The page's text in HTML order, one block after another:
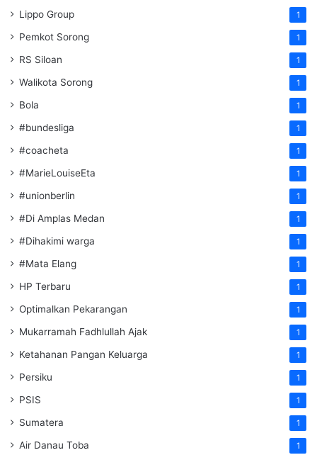
Lippo Group 1
Pemkot Sorong 1
RS Siloan 1
Walikota Sorong 1
Bola 1
#bundesliga 1
#coacheta 1
#MarieLouiseEta 1
#unionberlin 1
#Di Amplas Medan 1
#Dihakimi warga 1
#Mata Elang 1
HP Terbaru 1
Optimalkan Pekarangan 1
Mukarramah Fadhlullah Ajak 1
Ketahanan Pangan Keluarga 1
Persiku 1
PSIS 1
Sumatera 1
Air Danau Toba 1